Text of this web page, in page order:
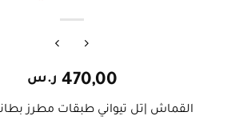
470,00 ر.س
القماش |تل تيواني طبقات مطرز